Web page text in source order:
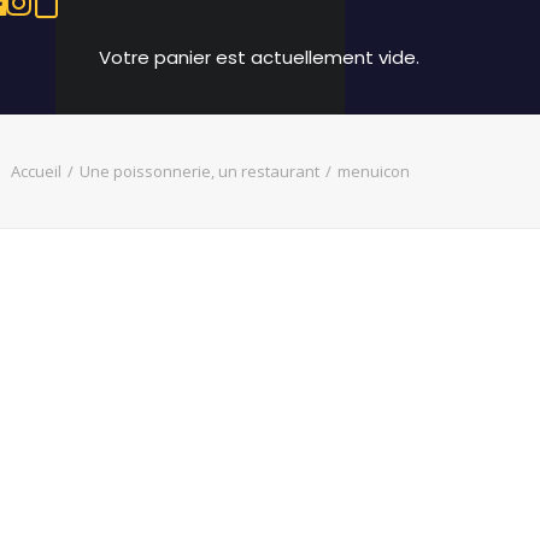
Votre panier est actuellement vide.
Accueil Une poissonnerie, un restaurant menuicon